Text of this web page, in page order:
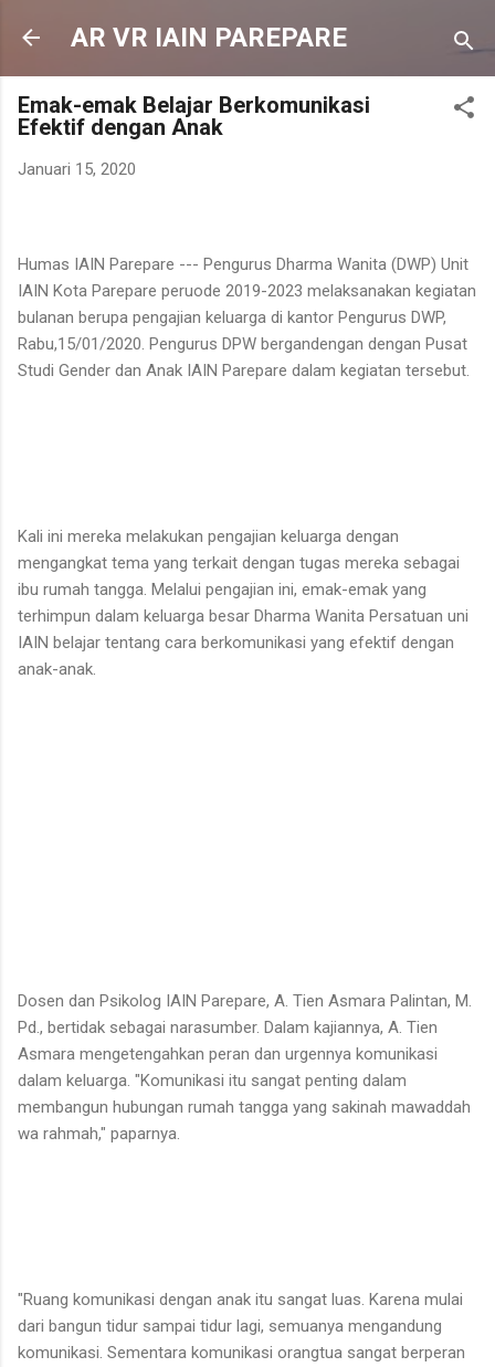
Langsung ke konten utama
AR VR IAIN PAREPARE
Emak-emak Belajar Berkomunikasi
Efektif dengan Anak
Januari 15, 2020
Humas IAIN Parepare --- Pengurus Dharma Wanita (DWP) Unit
IAIN Kota Parepare peruode 2019-2023 melaksanakan kegiatan
bulanan berupa pengajian keluarga di kantor Pengurus DWP,
Rabu,15/01/2020. Pengurus DPW bergandengan dengan Pusat
Studi Gender dan Anak IAIN Parepare dalam kegiatan tersebut.
Kali ini mereka melakukan pengajian keluarga dengan
mengangkat tema yang terkait dengan tugas mereka sebagai
ibu rumah tangga. Melalui pengajian ini, emak-emak yang
terhimpun dalam keluarga besar Dharma Wanita Persatuan uni
IAIN belajar tentang cara berkomunikasi yang efektif dengan
anak-anak.
Dosen dan Psikolog IAIN Parepare, A. Tien Asmara Palintan, M.
Pd., bertidak sebagai narasumber. Dalam kajiannya, A. Tien
Asmara mengetengahkan peran dan urgennya komunikasi
dalam keluarga. "Komunikasi itu sangat penting dalam
membangun hubungan rumah tangga yang sakinah mawaddah
wa rahmah," paparnya.
"Ruang komunikasi dengan anak itu sangat luas. Karena mulai
dari bangun tidur sampai tidur lagi, semuanya mengandung
komunikasi. Sementara komunikasi orangtua sangat berperan